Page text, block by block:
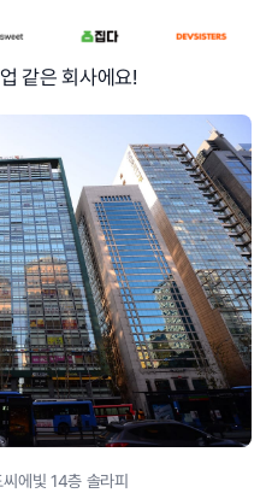
같은 회사에요!
에빛 14층 솔라피